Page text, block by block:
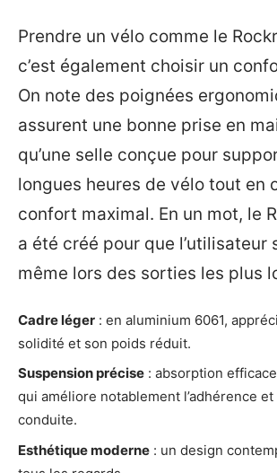
Prendre un vélo comme le
c’est également choisir un
On note des poignées
assurent une bonne prise en
qu’une selle conçue pour
longues heures de vélo tout en
confort maximal. En un mot, le
a été créé pour que l’utilisateur
même lors des sorties les plus
Cadre léger : en aluminium 6061,
solidité et son poids réduit.
Suspension précise : absorption
qui améliore notablement l’adhérence
conduite.
Esthétique moderne : un design